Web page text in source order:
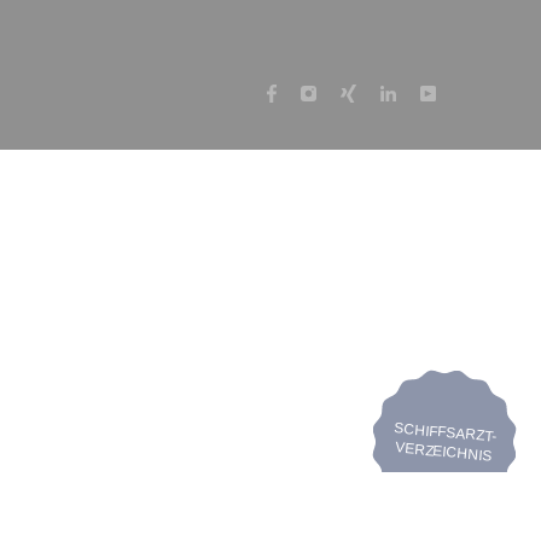
SCHIFFSARZT-
VERZEICHNIS